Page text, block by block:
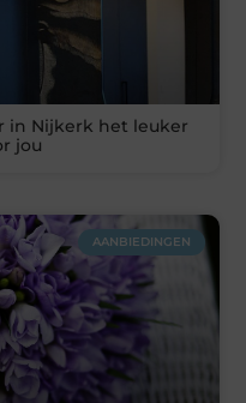
in Nijkerk het leuker
jou
AANBIEDINGEN